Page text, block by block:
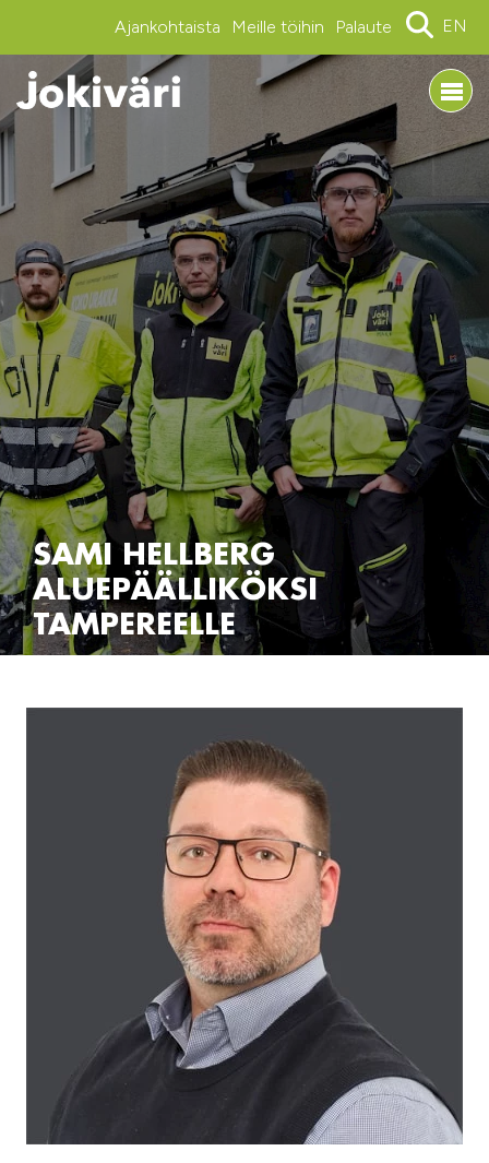
Ajankohtaista Meille töihin Palaute EN
SAMI HELLBERG
ALUEPÄÄLLIKÖKSI
TAMPEREELLE